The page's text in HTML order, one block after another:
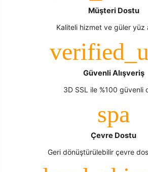
Müşteri Dostu
Kaliteli hizmet ve güler yüz
Güvenli Alışveriş
3D SSL ile %100 güvenli
Çevre Dostu
Geri dönüştürülebilir çevre